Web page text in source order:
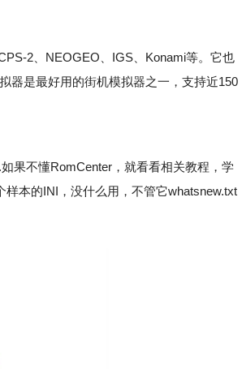
2、NEOGEO、IGS、Konami等。它也
器是最好用的街机模拟器之一，支持近150
不懂RomCenter，就看看相关教程，学
本的INI，没什么用，不管它whatsnew.txt